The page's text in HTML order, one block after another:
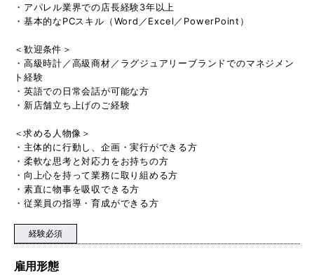
・アパレル業界での店長経験3年以上
・基本的なPCスキル（Word／Excel／PowerPoint）
＜歓迎条件＞
・高級時計／高級商材／ラグジュアリーブランドでのマネジメン
ト経験
・英語での日常会話が可能な方
・新店舗立ち上げのご経験
＜求める人物像＞
・主体的に行動し、企画・実行ができる方
・柔軟な思考と対応力をお持ちの方
・向上心を持って業務に取り組める方
・素直に物事を吸収できる方
・従業員の指導・育成ができる方
経験必須
雇用形態